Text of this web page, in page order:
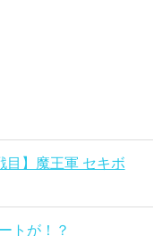
目】魔王軍 セキボ
トが！？